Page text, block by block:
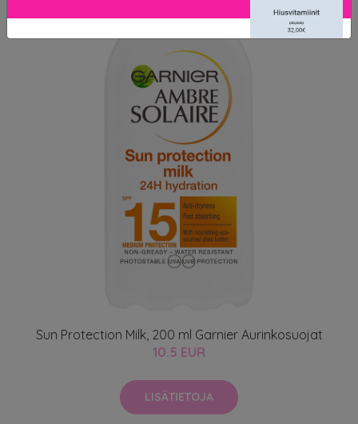
Sun Protection Milk, 200 ml Garnier Aurinkosuojat
10.5 EUR
LISÄTIETOJA